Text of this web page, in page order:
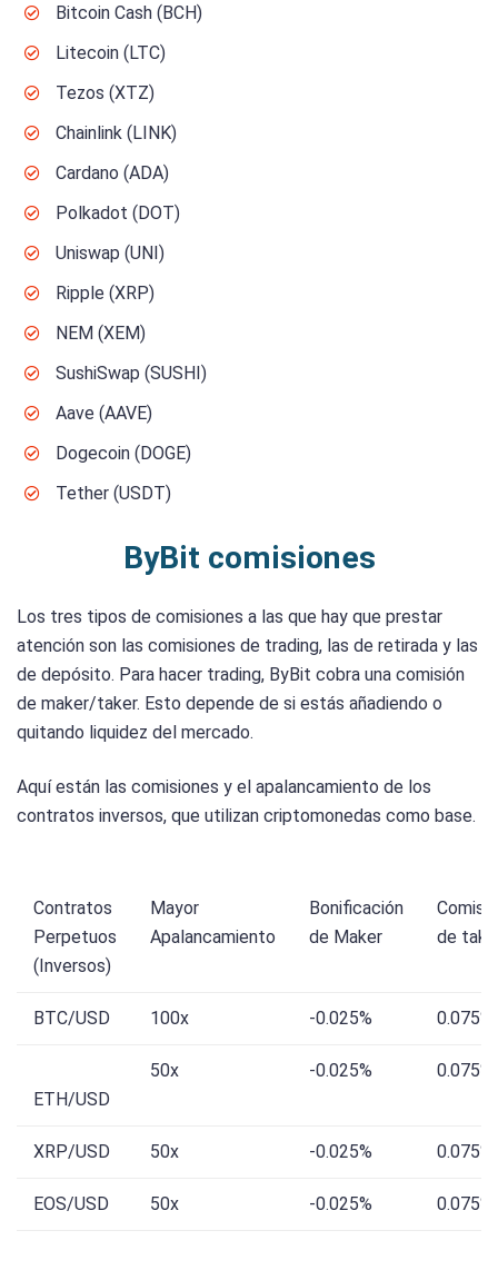
Bitcoin Cash (BCH)
Litecoin (LTC)
Tezos (XTZ)
Chainlink (LINK)
Cardano (ADA)
Polkadot (DOT)
Uniswap (UNI)
Ripple (XRP)
NEM (XEM)
SushiSwap (SUSHI)
Aave (AAVE)
Dogecoin (DOGE)
Tether (USDT)
ByBit comisiones
Los tres tipos de comisiones a las que hay que prestar
atención son las comisiones de trading, las de retirada y las
de depósito. Para hacer trading, ByBit cobra una comisión
de maker/taker. Esto depende de si estás añadiendo o
quitando liquidez del mercado.
Aquí están las comisiones y el apalancamiento de los
contratos inversos, que utilizan criptomonedas como base.
Contratos
Perpetuos
(Inversos)
Mayor
Apalancamiento
Bonificación
de Maker
de
BTC/USD 100x -0.025% 0.075%
ETH/USD
50x -0.025% 0.075%
XRP/USD 50x -0.025% 0.075%
EOS/USD 50x -0.025% 0.075%